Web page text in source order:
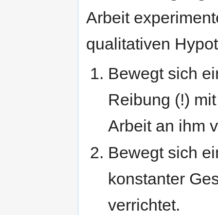
Arbeit
qualitativen
Bewegt sich
Reibung (!)
Arbeit an ihm
Bewegt sich
konstanter
verrichtet.